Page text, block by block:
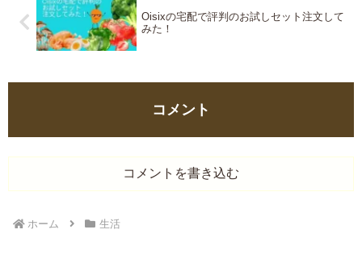
Oisixの宅配で評判のお試しセット注文して
みた！
コメント
コメントを書き込む
ホーム 生活